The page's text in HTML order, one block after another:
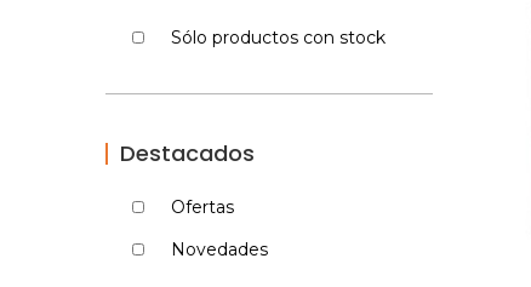
Sólo productos con stock
Destacados
Ofertas
Novedades